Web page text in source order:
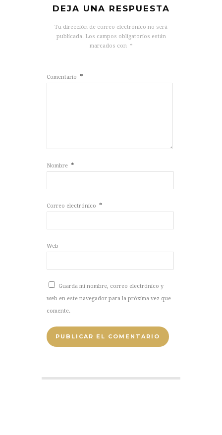
DEJA UNA RESPUESTA
Tu dirección de correo electrónico no será
publicada. Los campos obligatorios están
marcados con *
Comentario *
Nombre *
Correo electrónico *
Web
Guarda mi nombre, correo electrónico y
web en este navegador para la próxima vez que
comente.